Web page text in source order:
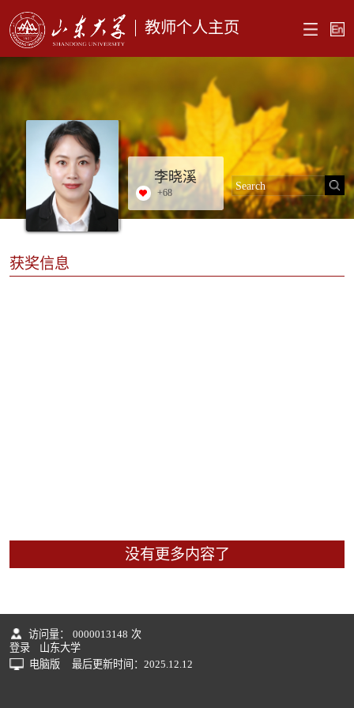
教师个人主页
李晓溪
+68
获奖信息
没有更多内容了
访问量： 0000013148 次
登录
山东大学
电脑版
最后更新时间： 2025 12 12